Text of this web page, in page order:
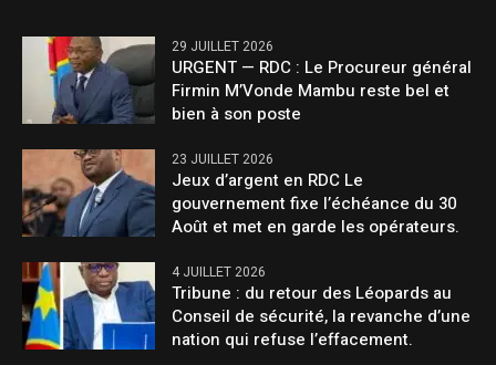
29 JUILLET 2026
URGENT — RDC : Le Procureur général
Firmin M’Vonde Mambu reste bel et
bien à son poste
23 JUILLET 2026
Jeux d’argent en RDC Le
gouvernement fixe l’échéance du 30
Août et met en garde les opérateurs.
4 JUILLET 2026
Tribune : du retour des Léopards au
Conseil de sécurité, la revanche d’une
nation qui refuse l’effacement.